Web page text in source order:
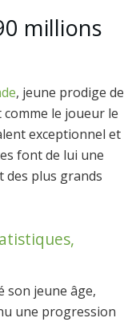
millions
, jeune prodige de
le joueur le
exceptionnel et
font de lui une
des plus grands
son jeune âge,
une progression